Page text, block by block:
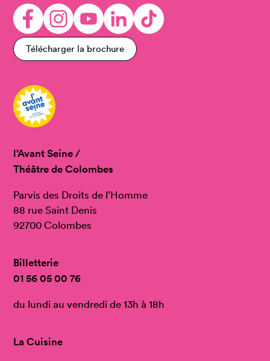
Télécharger la brochure
l’Avant Seine /
Théâtre de Colombes
Parvis des Droits de l’Homme
88 rue Saint Denis
92700 Colombes
Billetterie
01 56 05 00 76
du lundi au vendredi de 13h à 18h
La Cuisine